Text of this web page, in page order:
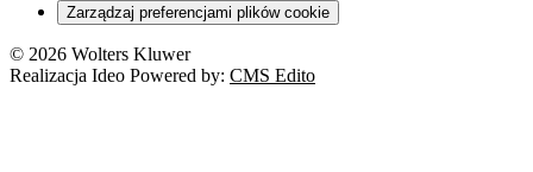
Zarządzaj preferencjami plików cookie
© 2026 Wolters Kluwer
Realizacja Ideo Powered by: CMS Edito